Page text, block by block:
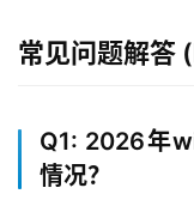
我
们
常见问题解答
Q1: 2026年
情况？